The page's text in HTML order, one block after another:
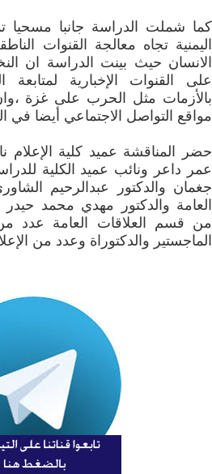
كما شملت الدراسة جانبا مسحيا
اليمنية تجاه معالجة القنوات
الانسان حيث بينت الدراسة ان
على القنوات الإخبارية لمتابعة
بالأزمات مثل الحرب على غزة
مواقع التواصل الاجتماعي أيضا في
حضر المناقشة عميد كلية الإعلام
عمر داعر ونائب عميد الكلية
جغمان والدكتور عبدالرحيم
العامة والدكتور مهدي محمد
من قسم العلاقات العامة عدد
الماجستير والدكتوراة وعدد من